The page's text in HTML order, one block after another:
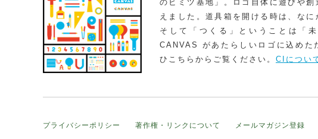
のヒミツ基地」。ロゴ自体に遊びや創
えました。道具箱を開ける時は、なに
そして「つくる」ということは「
CANVAS があたらしいロゴに込めた
ひこちらからご覧ください。 CIについ
プライバシーポリシー 著作権・リンクについて メールマガジン登録